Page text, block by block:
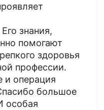
знания,
помогают
здоровья
профессии.
и операция
большое
особая